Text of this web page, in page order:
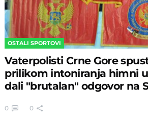
OSTALI SPORTOVI
Vaterpolisti Crne Gore
prilikom intoniranja himni
dali "brutalan" odgovor na
0 0